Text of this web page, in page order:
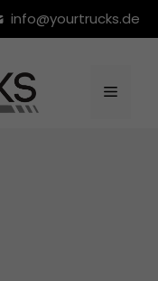
info@yourtrucks.de
Menú